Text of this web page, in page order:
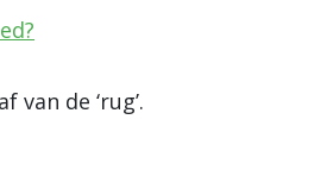
van de ‘rug’.